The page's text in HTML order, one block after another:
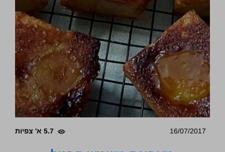
16/07/2017 5.7 א' צפיות